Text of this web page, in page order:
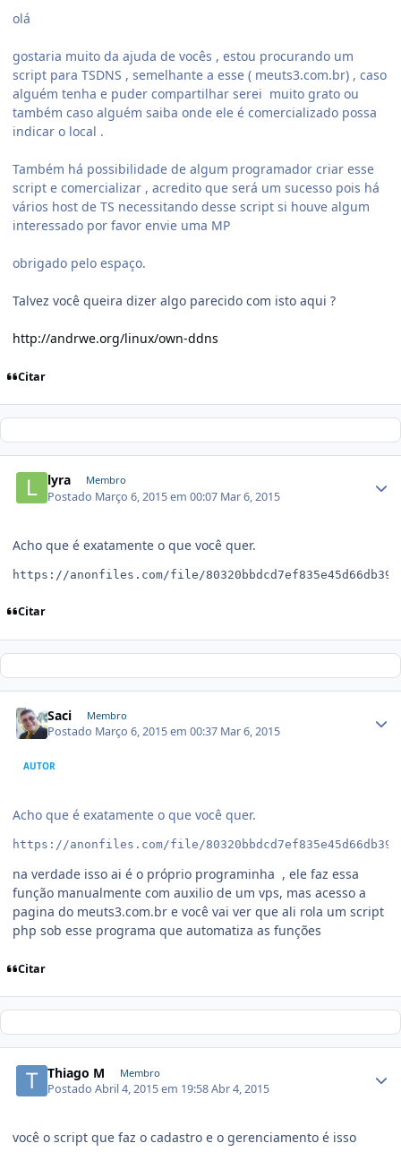
olá
gostaria muito da ajuda de vocês , estou procurando um
script para TSDNS , semelhante a esse ( meuts3.com.br) , caso
alguém tenha e puder compartilhar serei muito grato ou
também caso alguém saiba onde ele é comercializado possa
indicar o local .
Também há possibilidade de algum programador criar esse
script e comercializar , acredito que será um sucesso pois há
vários host de TS necessitando desse script si houve algum
interessado por favor envie uma MP
obrigado pelo espaço.
Talvez você queira dizer algo parecido com isto aqui ?
http://andrwe.org/linux/own-ddns
Citar
lyra Membro
Postado Março 6, 2015 em 00:07 Mar 6, 2015
Acho que é exatamente o que você quer.
Citar
Saci Membro
Postado Março 6, 2015 em 00:37 Mar 6, 2015
AUTOR
Acho que é exatamente o que você quer.
na verdade isso ai é o próprio programinha , ele faz essa
função manualmente com auxilio de um vps, mas acesso a
pagina do meuts3.com.br e você vai ver que ali rola um script
php sob esse programa que automatiza as funções
Citar
Thiago M Membro
PostadoAbril 4, 2015 em 19:58Abr 4, 2015
você o script que faz o cadastro e o gerenciamento é isso